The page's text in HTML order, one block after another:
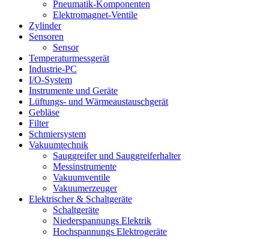
Pneumatik-Komponenten
Elektromagnet-Ventile
Zylinder
Sensoren
Sensor
Temperaturmessgerät
Industrie-PC
I/O-System
Instrumente und Geräte
Lüftungs- und Wärmeaustauschgerät
Gebläse
Filter
Schmiersystem
Vakuumtechnik
Sauggreifer und Sauggreiferhalter
Messinstrumente
Vakuumventile
Vakuumerzeuger
Elektrischer & Schaltgeräte
Schaltgeräte
Niederspannungs Elektrik
Hochspannungs Elektrogeräte